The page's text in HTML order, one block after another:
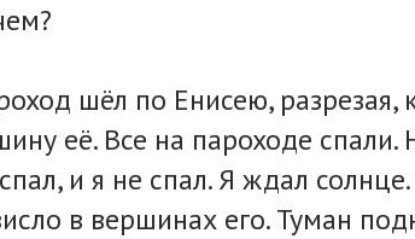
шёл по Енисею, разрезая,
её. Все на пароходе
и я не спал. Я ждал
в вершинах его. Туман